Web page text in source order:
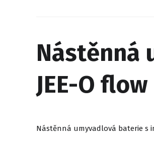
Nástěnná
JEE-O
Nástěnná umyvadlová baterie s